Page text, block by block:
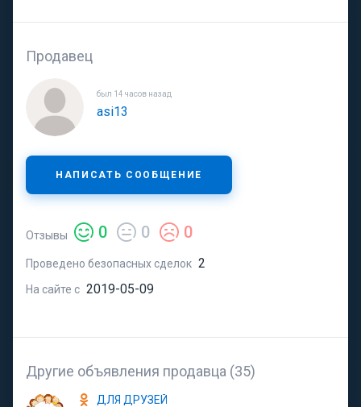
Продавец
был 14 часов назад
asi13
НАПИСАТЬ СООБЩЕНИЕ
Отзывы 0 0 0
Проведено безопасных сделок 2
На сайте с 2019-05-09
Другие объявления продавца (35)
ДЛЯ ДРУЗЕЙ